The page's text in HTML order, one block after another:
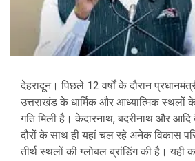
देहरादून। पिछले 12 वर्षों के दौरान
उत्तराखंड के धार्मिक और आध्यात्मिक स्थलों
गति मिली है। केदारनाथ, बदरीनाथ और
दौरों के साथ ही यहां चल रहे अनेक विकास
तीर्थ स्थलों की ग्लोबल ब्रांडिंग की है।